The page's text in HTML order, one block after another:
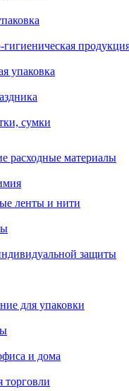
упаковка
сумки
расходные материалы
ленты и нити
защиты
для упаковки
и дома
торговли